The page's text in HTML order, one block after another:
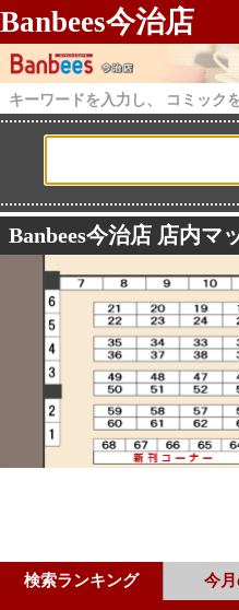
Banbees今治店
キーワードを入力し、 コミック
Banbees今治店 店内マ
検索ランキング 今月